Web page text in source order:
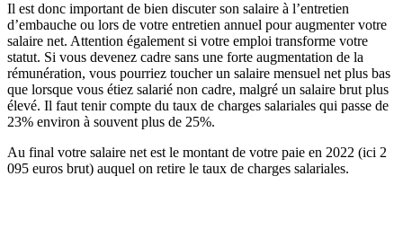
Il est donc important de bien discuter son salaire à l’entretien
d’embauche ou lors de votre entretien annuel pour augmenter votre
salaire net. Attention également si votre emploi transforme votre
statut. Si vous devenez cadre sans une forte augmentation de la
rémunération, vous pourriez toucher un salaire mensuel net plus bas
que lorsque vous étiez salarié non cadre, malgré un salaire brut plus
élevé. Il faut tenir compte du taux de charges salariales qui passe de
23% environ à souvent plus de 25%.
Au final votre salaire net est le montant de votre paie en 2022 (ici 2
095 euros brut) auquel on retire le taux de charges salariales.